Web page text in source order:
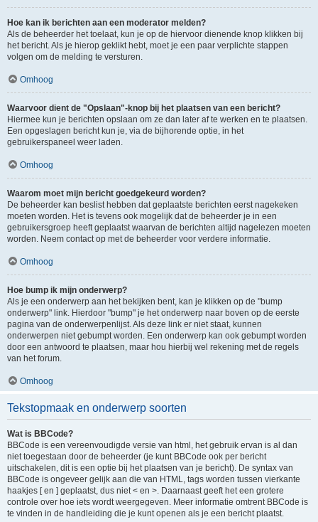
Hoe kan ik berichten aan een moderator melden?
Als de beheerder het toelaat, kun je op de hiervoor dienende knop klikken bij
het bericht. Als je hierop geklikt hebt, moet je een paar verplichte stappen
volgen om de melding te versturen.
Omhoog
Waarvoor dient de "Opslaan"-knop bij het plaatsen van een bericht?
Hiermee kun je berichten opslaan om ze dan later af te werken en te plaatsen.
Een opgeslagen bericht kun je, via de bijhorende optie, in het
gebruikerspaneel weer laden.
Omhoog
Waarom moet mijn bericht goedgekeurd worden?
De beheerder kan beslist hebben dat geplaatste berichten eerst nagekeken
moeten worden. Het is tevens ook mogelijk dat de beheerder je in een
gebruikersgroep heeft geplaatst waarvan de berichten altijd nagelezen moeten
worden. Neem contact op met de beheerder voor verdere informatie.
Omhoog
Hoe bump ik mijn onderwerp?
Als je een onderwerp aan het bekijken bent, kan je klikken op de "bump
onderwerp" link. Hierdoor "bump" je het onderwerp naar boven op de eerste
pagina van de onderwerpenlijst. Als deze link er niet staat, kunnen
onderwerpen niet gebumpt worden. Een onderwerp kan ook gebumpt worden
door een antwoord te plaatsen, maar hou hierbij wel rekening met de regels
van het forum.
Omhoog
Tekstopmaak en onderwerp soorten
Wat is BBCode?
BBCode is een vereenvoudigde versie van html, het gebruik ervan is al dan
niet toegestaan door de beheerder (je kunt BBCode ook per bericht
uitschakelen, dit is een optie bij het plaatsen van je bericht). De syntax van
BBCode is ongeveer gelijk aan die van HTML, tags worden tussen vierkante
haakjes [ en ] geplaatst, dus niet < en >. Daarnaast geeft het een grotere
controle over hoe iets wordt weergegeven. Meer informatie omtrent BBCode is
te vinden in de handleiding die je kunt openen als je een bericht plaatst.